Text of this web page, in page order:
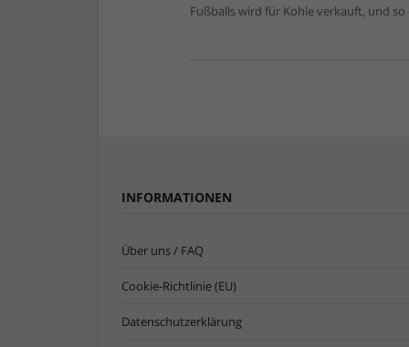
Fußballs wird für Kohle verkauft, und
INFORMATIONEN
Über uns / FAQ
Cookie-Richtlinie (EU)
Datenschutzerklärung